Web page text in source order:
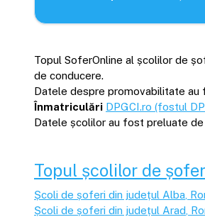
Topul SoferOnline al școlilor de
de conducere.
Datele despre promovabilitate au
Înmatriculări DPGCI.ro (fostul
Datele școlilor au fost preluate
Topul școlilor de
Școli de șoferi din județul Alba ,
Școli de șoferi din județul Arad ,